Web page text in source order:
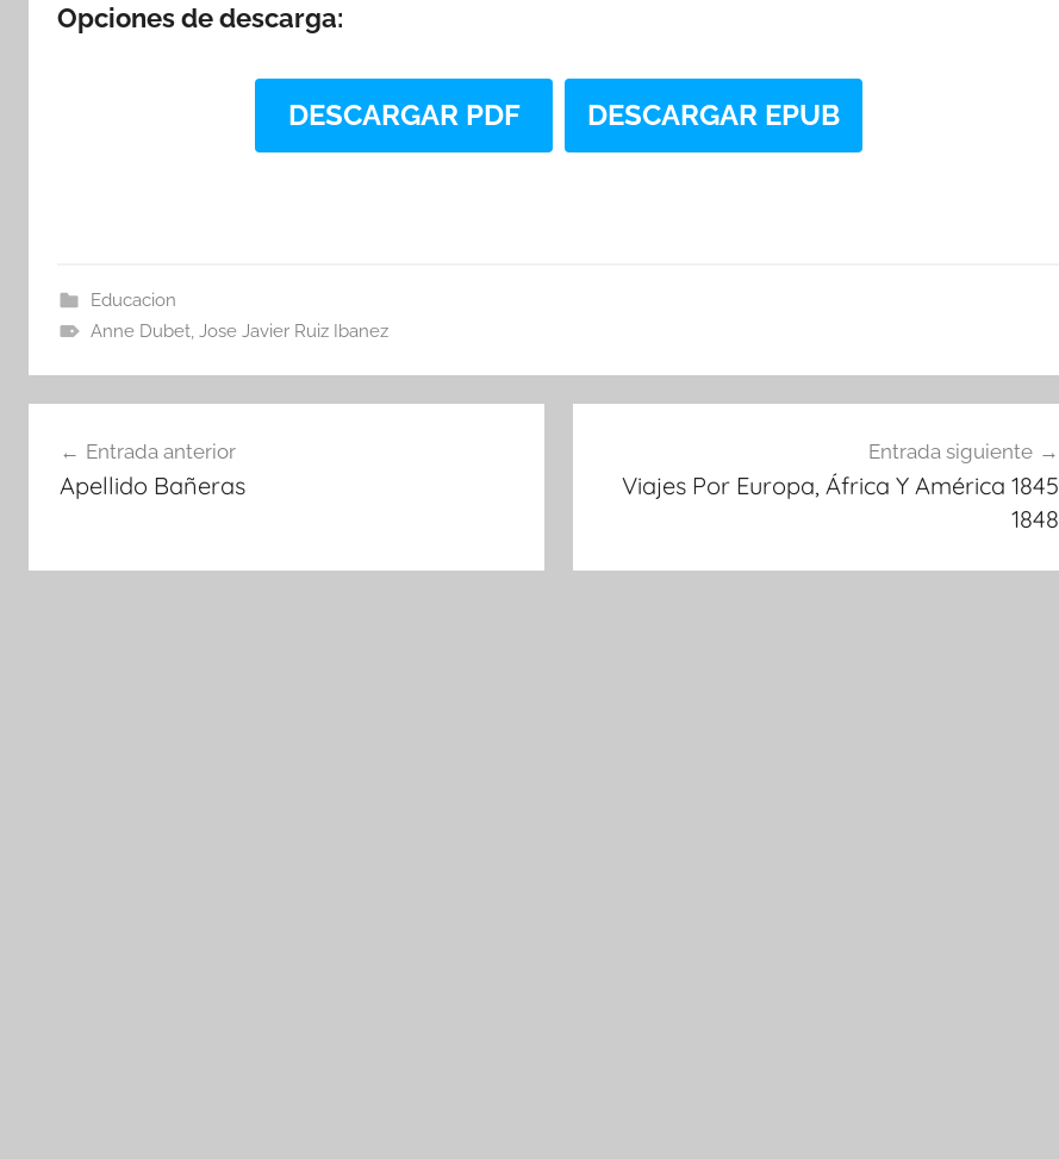
Opciones de descarga:
DESCARGAR PDF DESCARGAR EPUB
Educacion
Anne Dubet, Jose Javier Ruiz Ibanez
de
entradas
Entrada anterior
Apellido Bañeras
Entrada siguiente
Viajes Por Europa, África Y América 1845
1848